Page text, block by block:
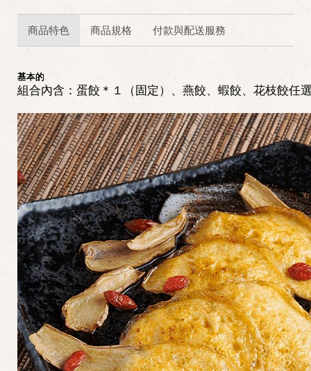
商品特色 商品規格 付款與配送服務
組合內含：蛋餃＊１（固定）、燕餃、蝦餃、花枝餃任
基本的
基本的
基本的